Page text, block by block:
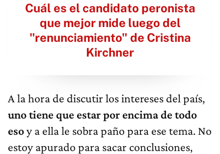
Cuál es el candidato peronista
que mejor mide luego del
"renunciamiento" de Cristina
Kirchner
A la hora de discutir los intereses del país,
uno tiene que estar por encima de todo
esoy a ella le sobra paño para ese tema. No
estoy apurado para sacar conclusiones,